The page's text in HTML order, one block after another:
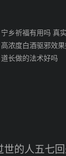
宁乡祈福有用吗 真
高浓度白酒驱邪效
道长做的法术好吗
世的人五七